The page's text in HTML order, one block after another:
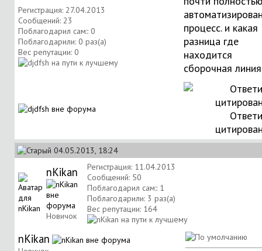
Регистрация: 27.04.2013
Сообщений: 23
Поблагодарил сам:: 0
Поблагодарили: 0 раз(а)
Вес репутации: 0
процесс. и какая
разница где
находится
сборочная
04.05.2013, 18:24
nKikan
Новичок
Регистрация: 11.04.2013
Сообщений: 50
Поблагодарил сам:: 1
Поблагодарили: 3 раз(а)
Вес репутации: 164
nKikan